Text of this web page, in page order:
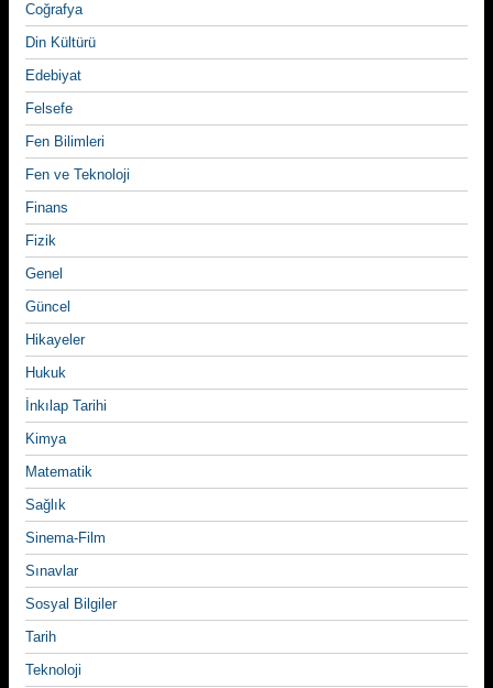
Coğrafya
Din Kültürü
Edebiyat
Felsefe
Fen Bilimleri
Fen ve Teknoloji
Finans
Fizik
Genel
Güncel
Hikayeler
Hukuk
İnkılap Tarihi
Kimya
Matematik
Sağlık
Sinema-Film
Sınavlar
Sosyal Bilgiler
Tarih
Teknoloji